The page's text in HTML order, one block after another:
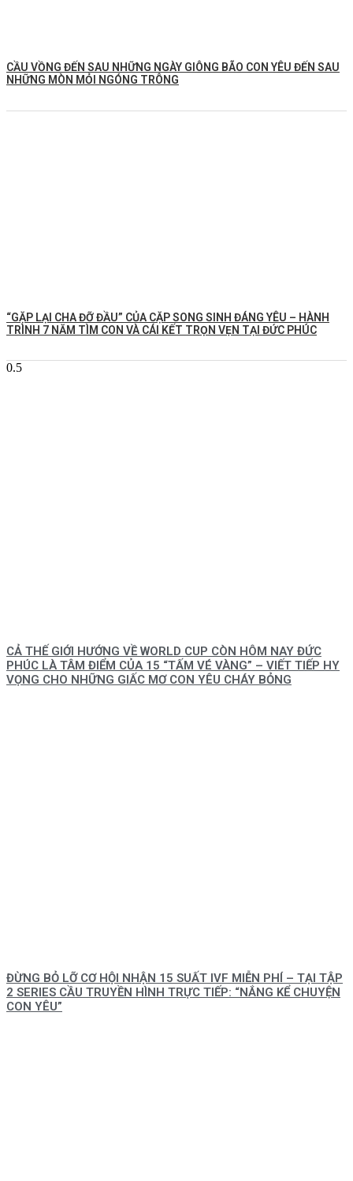
CẦU VỒNG ĐẾN SAU NHỮNG NGÀY GIÔNG BÃO CON YÊU ĐẾN SAU
NHỮNG MÒN MỎI NGÓNG TRÔNG
️“GẶP LẠI CHA ĐỠ ĐẦU” CỦA CẶP SONG SINH ĐÁNG YÊU – HÀNH
TRÌNH 7 NĂM TÌM CON VÀ CÁI KẾT TRỌN VẸN TẠI ĐỨC PHÚC
CẢ THẾ GIỚI HƯỚNG VỀ WORLD CUP CÒN HÔM NAY ĐỨC
PHÚC LÀ TÂM ĐIỂM CỦA 15 “TẤM VÉ VÀNG” – VIẾT TIẾP HY
VỌNG CHO NHỮNG GIẤC MƠ CON YÊU CHÁY BỎNG
ĐỪNG BỎ LỠ CƠ HỘI NHẬN 15 SUẤT IVF MIỄN PHÍ – TẠI TẬP
2 SERIES CẦU TRUYỀN HÌNH TRỰC TIẾP: “NẮNG KỂ CHUYỆN
CON YÊU”